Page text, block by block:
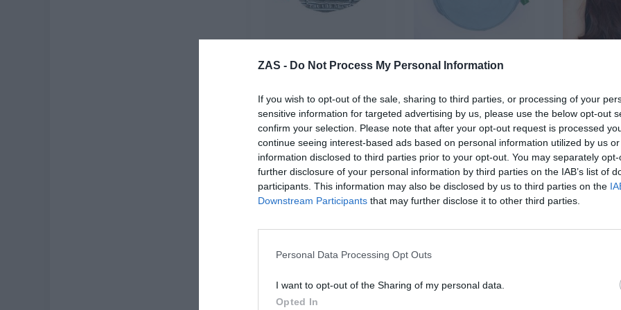
ZAS - Do Not Process My Personal Information
If you wish to opt-out of the sale, sharing to third parties, or processing of your
sensitive information for targeted advertising by us, please use the below opt-out
confirm your selection. Please note that after your opt-out request is processed
continue seeing interest-based ads based on personal information utilized by us
information disclosed to third parties prior to your opt-out. You may separately
further disclosure of your personal information by third parties on the IAB’s list of
participants. This information may also be disclosed by us to third parties on the
Downstream Participants that may further disclose it to other third parties.
Personal Data Processing Opt Outs
I want to opt-out of the Sharing of my personal data.
Opted In
Riñonera Hippie
★★★★★
★★★★★
10,39 € 12,99 €
[RIKA06 ]
Ver producto
Bolso Media Luna De
★★★★★
★★★★★
14,99 €
[BOHC35 ]
Ver producto
2,
Ver
-20% 3X2 -20%